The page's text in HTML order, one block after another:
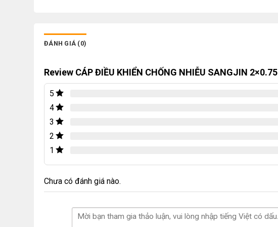
ĐÁNH GIÁ (0)
Review CÁP ĐIỀU KHIỂN CHỐNG NHIỄU SANGJIN 2×0.75
5
4
3
2
1
Chưa có đánh giá nào.